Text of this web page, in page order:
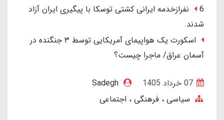
6 نفرازخدمه ایرانی کشتی توسکا با پیگیری ایران آزاد
شدند.
اسکورت یک هواپیمای آمریکایی توسط ۳ جنگنده در
آسمان عراق/ ماجرا چیست؟
Sadegh
سیاسی ، فرهنگی ، اجتماعی